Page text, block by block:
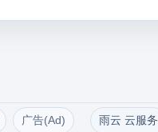
广告(Ad) 雨云 云服务